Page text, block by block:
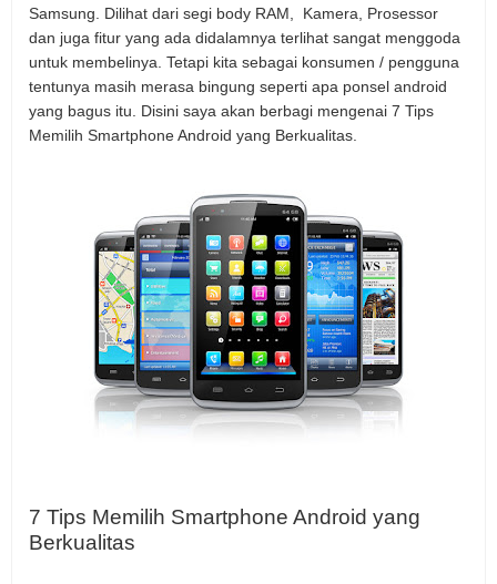
Samsung. Dilihat dari segi body RAM, Kamera, Prosessor
dan juga fitur yang ada didalamnya terlihat sangat menggoda
untuk membelinya. Tetapi kita sebagai konsumen / pengguna
tentunya masih merasa bingung seperti apa ponsel android
yang bagus itu. Disini saya akan berbagi mengenai 7 Tips
Memilih Smartphone Android yang Berkualitas.
7 Tips Memilih Smartphone Android yang
Berkualitas